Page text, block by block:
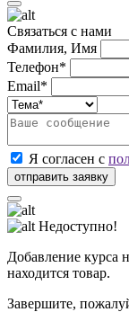
Связаться с нами
Фамилия, Имя
Телефон*
Email*
Я согласен с
Недоступно!
Добавление курса
находится товар.
Завершите,